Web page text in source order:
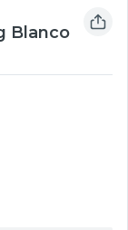
Blanco